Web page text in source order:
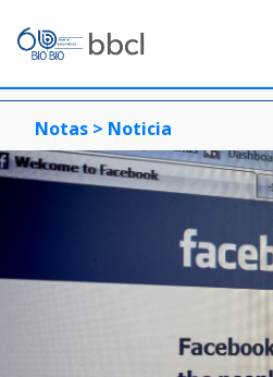
Notas > Noticia